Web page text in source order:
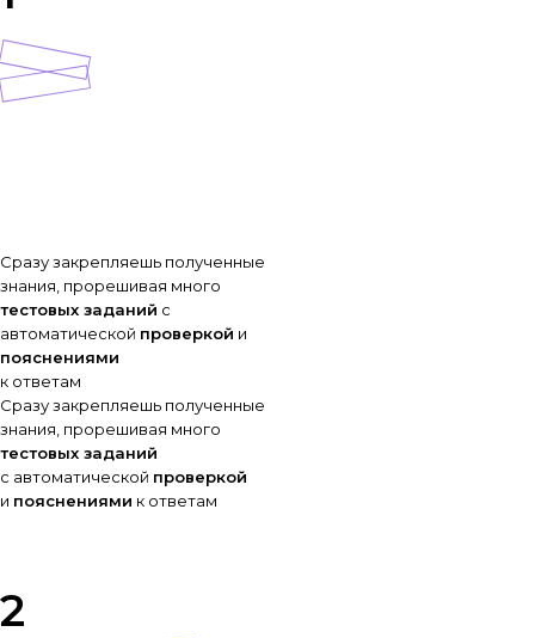
Сразу закрепляешь полученные
знания, прорешивая много
тестовых заданий с
автоматической проверкой и
пояснениями
к ответам
Сразу закрепляешь полученные
знания, прорешивая много
тестовых заданий
с автоматической проверкой
и пояснениями к ответам
2